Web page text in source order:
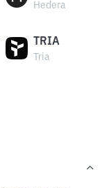
Hedera
TRIA
Tria